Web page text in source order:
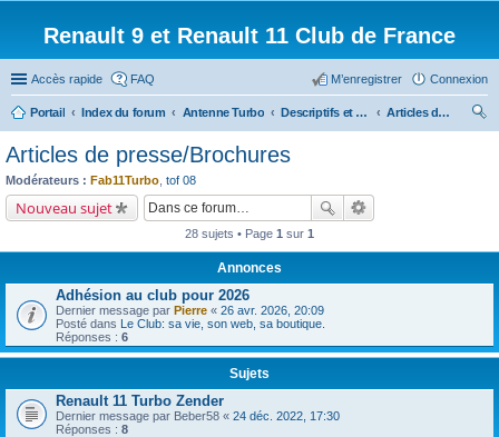
Renault 9 et Renault 11 Club de France
Accès rapide FAQ Connexion
M’enregistrer
Portail Index du forum Antenne Turbo Descriptifs et documentations diverses
Articles de presse/Brochures
Articles de presse/Brochures
Modérateurs : Fab11Turbo tof 08
Nouveau sujet
28 sujets • Page 1 sur 1
Annonces
Adhésion au club pour 2026
Dernier message par Pierre « 26 avr. 2026, 20:09
Posté dans Le Club: sa vie, son web, sa boutique.
Réponses : 6
Sujets
Renault 11 Turbo Zender
Dernier message par Beber58 « 24 déc. 2022, 17:30
Réponses : 8